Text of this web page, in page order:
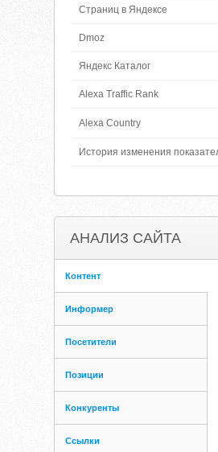
Страниц в Яндексе
Dmoz
Яндекс Каталог
Alexa Traffic Rank
Alexa Country
История изменения
АНАЛИЗ САЙТА
Контент
Информер
Посетители
Позиции
Конкуренты
Ссылки